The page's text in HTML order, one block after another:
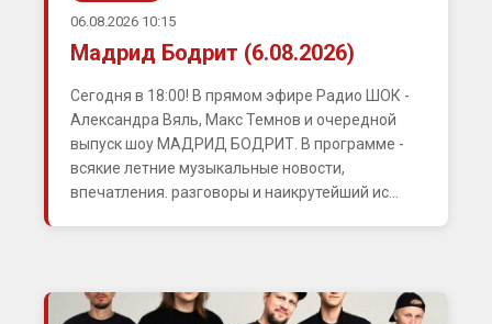
06.08.2026 10:15
Мадрид Бодрит (6.08.2026)
Сегодня в 18:00! В прямом эфире Радио ШОК -
Александра Вяль, Макс Темнов и очередной
выпуск шоу МАДРИД БОДРИТ. В программе -
всякие летние музыкальные новости,
впечатления. разговоры и наикрутейший ис...